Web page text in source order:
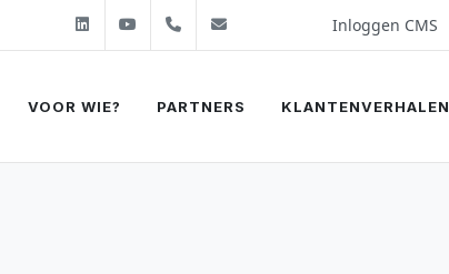
LinkedinYoutube+31 (0)24 350 54 00
sales@evalue8.nlInloggen CMS
VOOR WIE? PARTNERS KLANTENVERHALEN